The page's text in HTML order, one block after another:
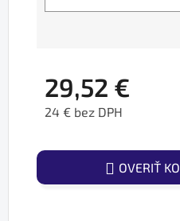
29,52 €
24 € bez DPH
OVERIŤ